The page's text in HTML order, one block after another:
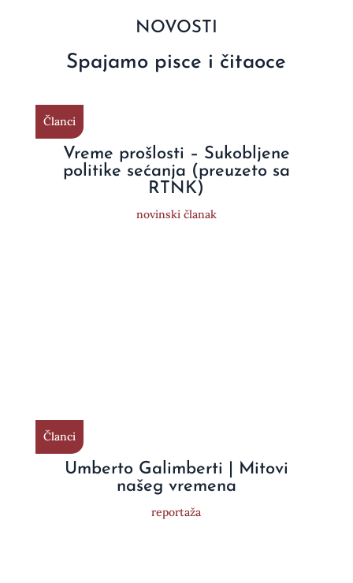
NOVOSTI
Spajamo pisce i čitaoce
Članci
Vreme prošlosti – Sukobljene
politike sećanja (preuzeto sa
RTNK)
novinski članak
Članci
Umberto Galimberti | Mitovi
našeg vremena
reportaža